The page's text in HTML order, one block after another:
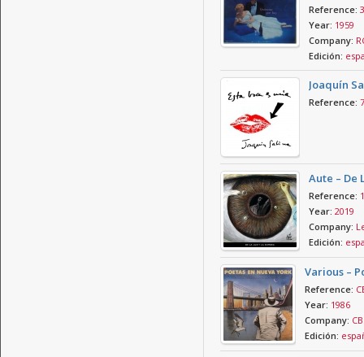
Reference:
Year: 1959
Company:
Edición:
Joaquín
Reference:
Aute – De
Reference:
Year: 2019
Company:
Edición:
Various –
Reference:
Year: 1986
Company:
Edición: